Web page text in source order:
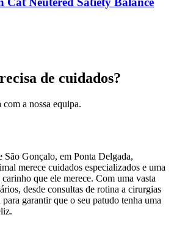
de cuidados?
a nossa equipa.
Gonçalo, em Ponta Delgada,
merece cuidados especializados e uma
que ele merece. Com uma vasta
desde consultas de rotina a cirurgias
garantir que o seu patudo tenha uma